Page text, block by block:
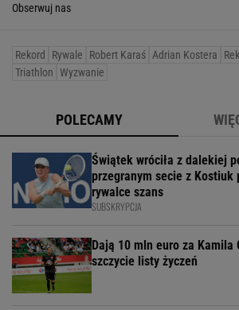
Obserwuj nas
Rekord Rywale Robert Karaś Adrian Kostera
Triathlon Wyzwanie
POLECAMY
Świątek wróciła z dalekiej
przegranym secie z Kostiuk
rywalce szans
SUBSKRYPCJA
Dają 10 mln euro za Kamila
szczycie listy życzeń